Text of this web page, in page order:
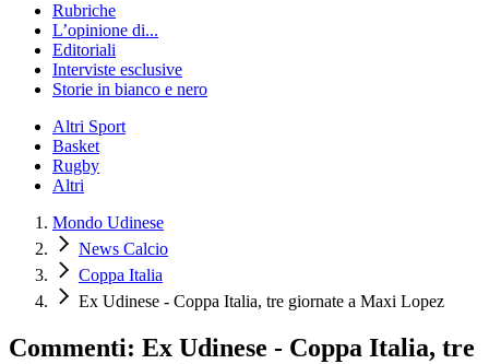
Rubriche
L’opinione di...
Editoriali
Interviste esclusive
Storie in bianco e nero
Altri Sport
Basket
Rugby
Altri
Mondo Udinese
News Calcio
Coppa Italia
Ex Udinese - Coppa Italia, tre giornate a Maxi Lopez
Commenti: Ex Udinese - Coppa Italia, tre